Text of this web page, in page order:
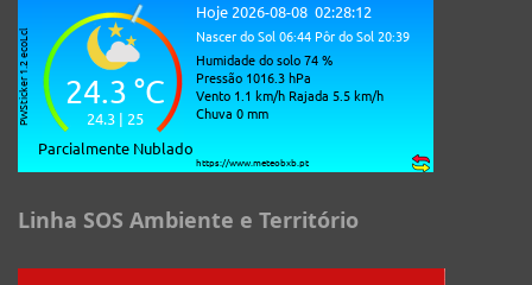
Linha SOS Ambiente e Território